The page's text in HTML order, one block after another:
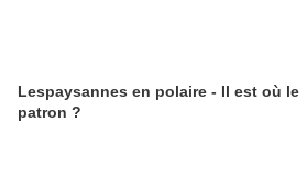
Lespaysannes en polaire - Il est où le
patron ?